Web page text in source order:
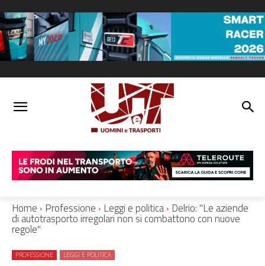
Home Professione Leggi e politica Delrio: "Le aziende
di autotrasporto irregolari non si combattono con nuove
regole"
PROFESSIONE LEGGI E POLITICA